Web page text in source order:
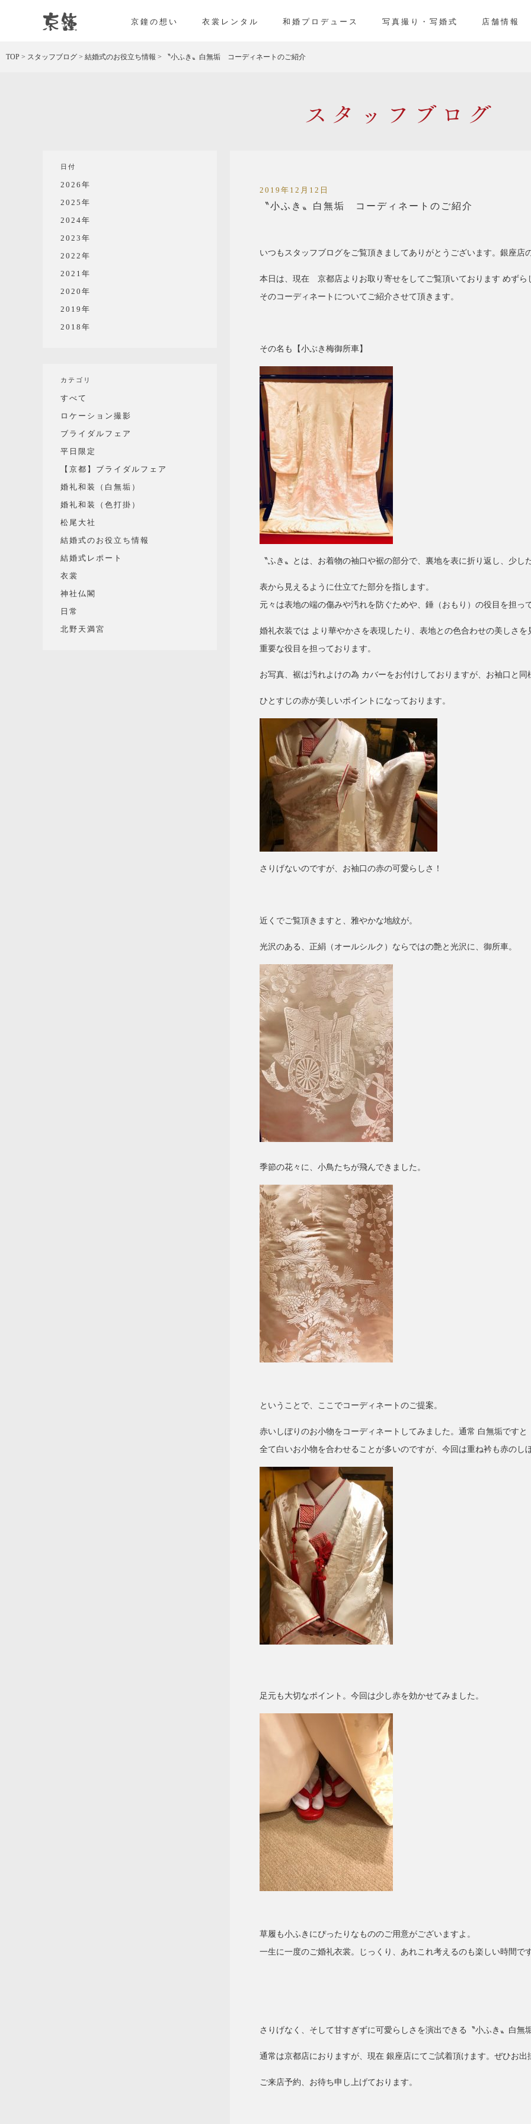
京都・東京で和装、和婚プロデュースなら「京鐘」
京鐘の想い 衣裳レンタル 和婚プロデュース 写真撮り・写婚式 店舗情報
TOP > スタッフブログ > 結婚式のお役立ち情報 > 〝小ふき〟白無垢 コーディネートのご紹介
スタッフ
2019年12月12日
〝小ふき〟白無垢 コーディネートのご紹介
いつもスタッフブログをご覧頂きましてありがとうございます。銀座店
本日は、現在 京都店よりお取り寄せをしてご覧頂いております めずら
そのコーディネートについてご紹介させて頂きます。
その名も【小ぶき梅御所車】
〝ふき〟とは、お着物の袖口や裾の部分で、裏地を表に折り返し、少し
表から見えるように仕立てた部分を指します。
元々は表地の端の傷みや汚れを防ぐためや、錘（おもり）の役目を担っ
婚礼衣装では より華やかさを表現したり、表地との色合わせの美しさを
重要な役目を担っております。
お写真、裾は汚れよけの為 カバーをお付けしておりますが、お袖口と同
ひとすじの赤が美しいポイントになっております。
さりげないのですが、お袖口の赤の可愛らしさ！
近くでご覧頂きますと、雅やかな地紋が。
光沢のある、正絹（オールシルク）ならではの艶と光沢に、御所車。
季節の花々に、小鳥たちが飛んできました。
ということで、ここでコーディネートのご提案。
赤いしぼりのお小物をコーディネートしてみました。通常 白無垢ですと
全て白いお小物を合わせることが多いのですが、今回は重ね衿も赤のし
足元も大切なポイント。今回は少し赤を効かせてみました。
草履も小ふきにぴったりなもののご用意がございますよ。
一生に一度のご婚礼衣裳。じっくり、あれこれ考えるのも楽しい時間で
さりげなく、そして甘すぎずに可愛らしさを演出できる〝小ふき〟白無
通常は京都店におりますが、現在 銀座店にてご試着頂けます。ぜひお出
ご来店予約、お待ち申し上げております。
日付
2026年
2025年
2024年
2023年
2022年
2021年
2020年
2019年
2018年
カテゴリ
すべて
ロケーション撮影
ブライダルフェア
平日限定
【京都】ブライダルフェア
婚礼和装（白無垢）
婚礼和装（色打掛）
松尾大社
結婚式のお役立ち情報
結婚式レポート
衣裳
神社仏閣
日常
北野天満宮